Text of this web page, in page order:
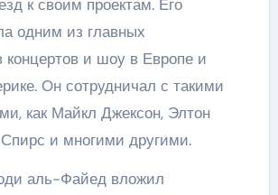
к своим проектам. Его
одним из главных
концертов и шоу в Европе и
Он сотрудничал с такими
как Майкл Джексон, Элтон
и многими другими.
аль-Файед вложил